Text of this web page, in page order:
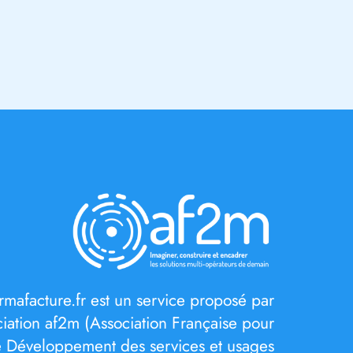
est un service proposé par
af2m (Association Française pour
Développement des services et usages